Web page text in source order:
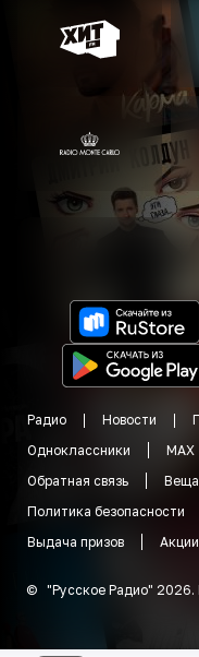
Радио Новости
Одноклассники
MAX
Обратная связь
Политика безопасности
Выдача призов
Акции
© "Русское Радио" 2026.